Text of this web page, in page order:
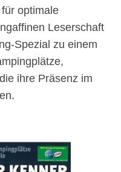
optimale
Leserschaft
Spezial zu einem
ihre Präsenz im